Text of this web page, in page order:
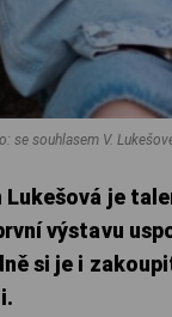
se souhlasem V.
Lukešová je
výstavu
si je i